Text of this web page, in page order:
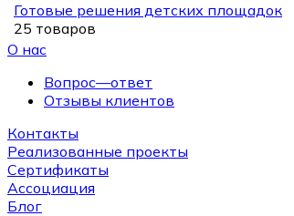
Готовые решения детских площадок
25 товаров
О нас
Вопрос—ответ
Отзывы клиентов
Контакты
Реализованные проекты
Сертификаты
Ассоциация
Блог